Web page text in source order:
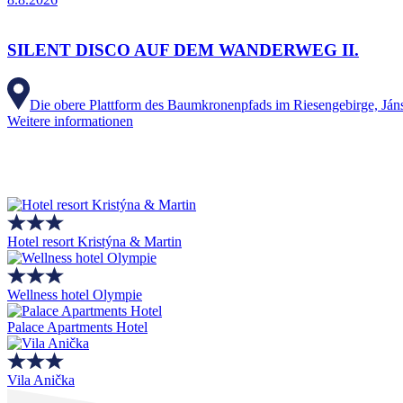
SILENT DISCO AUF DEM WANDERWEG II.
Die obere Plattform des Baumkronenpfads im Riesengebirge,
Weitere informationen
Hotel resort Kristýna & Martin
Wellness hotel Olympie
Palace Apartments Hotel
Vila Anička